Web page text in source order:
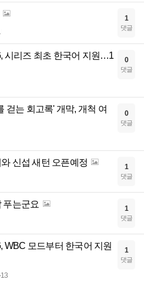
1
댓글
시리즈 최초 한국어 지원…1
0
댓글
걷는 회고록' 개막, 개척 여
0
댓글
신섭 새턴 오픈예정 1
댓글
푸는군요 1
댓글
WBC 모드부터 한국어 지원
1
댓글